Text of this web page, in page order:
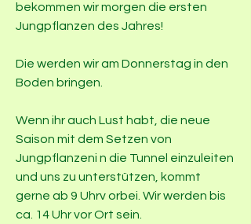
bekommen wir morgen die ersten
Jungpflanzen des Jahres!
Die werden wir am Donnerstag in den
Boden bringen.
Wenn ihr auch Lust habt, die neue
Saison mit dem Setzen von
Jungpflanzeni n die Tunnel einzuleiten
und uns zu unterstützen, kommt
gerne ab 9 Uhrv orbei. Wir werden bis
ca. 14 Uhr vor Ort sein.